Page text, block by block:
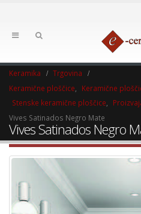
Keramika
Trgovina
Keramične ploščice
Keramične
Stenske keramične ploščice
Vives Satinados Negro Mate
Vives Satinados Negro